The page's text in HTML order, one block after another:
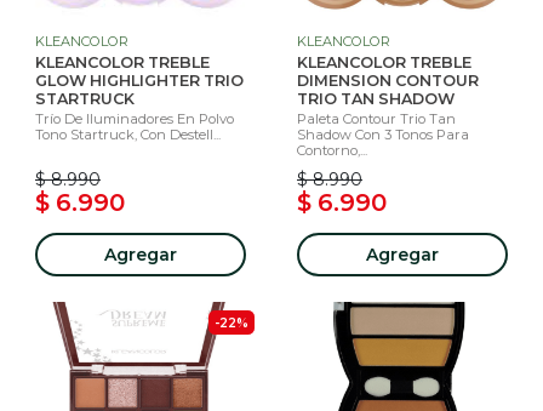
KLEANCOLOR
KLEANCOLOR TREBLE
GLOW HIGHLIGHTER TRIO
STARTRUCK
Trío De Iluminadores En Polvo
Tono Startruck, Con Destell...
$ 8.990
$ 6.990
Agregar
KLEANCOLOR
KLEANCOLOR TREBLE
DIMENSION CONTOUR
TRIO TAN SHADOW
Paleta Contour Trio Tan
Shadow Con 3 Tonos Para
Contorno,...
$ 8.990
$ 6.990
Agregar
-22%